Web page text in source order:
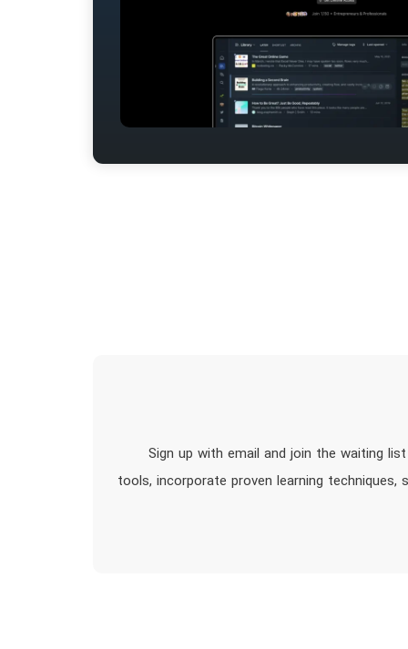
Sign up with email and join the waiting
tools, incorporate proven learning